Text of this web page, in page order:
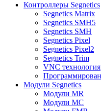
Контроллеры Segnetics
Segnetics Matrix
Segnetics SMH5
Segnetics SMH
Segnetics Pixel
Segnetics Pixel2
Segnetics Trim
VNC технология
Модули Segnetics
Модули MR
Модули MC